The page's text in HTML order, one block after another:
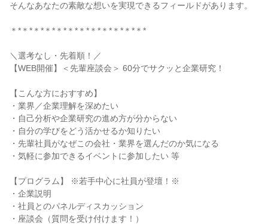
そんなあなたの素敵な想いを実現できるフィールドがあります。
＊*＊*＊*＊*＊*＊*＊*＊*＊*＊*＊*＊*
＼選考なし・先着順！／
【WEB開催】＜先輩座談会＞ 60分でサクッと企業研究！
【こんな方におすすめ】
・業界／企業理解を深めたい
・自己分析や企業研究の進め方が分からない
・自分の学びをどう活かせるか知りたい
・先輩社員がなぜこの会社・業界を選んだのか気になる
・気軽に参加できるイベントに参加したい 等
【プログラム】 ※若手中心に社員が登壇！※
・企業説明
・社員とのパネルディスカッション
・座談会（質問を受け付けます！）